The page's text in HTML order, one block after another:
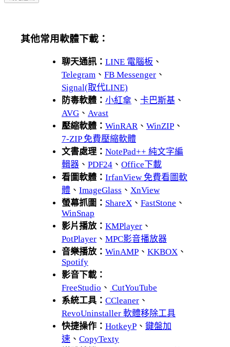
其他常用軟體下載：
聊天通訊： LINE 電腦板 、
Telegram 、 FB Messenger 、
Signal(取代LINE)
防毒軟體： 小紅傘 、 卡巴斯基 、
AVG 、 Avast
壓縮軟體： WinRAR、 WinZIP 、
7-ZIP 免費壓縮軟體
文書處理： NotePad++ 純文字編
輯器 、 PDF24 、 Office下載
看圖軟體： IrfanView 免費看圖軟
體 、 ImageGlass 、 XnView
螢幕抓圖： ShareX 、 FastStone 、
WinSnap
影片播放： KMPlayer 、
PotPlayer 、 MPC影音播放器
音樂播放： WinAMP 、 KKBOX 、
Spotify
影音下載：
FreeStudio 、 CutYouTube
系統工具： CCleaner 、
RevoUninstaller 軟體移除工具
快捷操作： HotkeyP 、 鍵盤加
速 、 CopyTexty